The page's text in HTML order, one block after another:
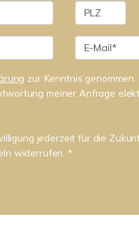
zur Kenntnis
meiner Anfrage
jederzeit für die
widerrufen. *